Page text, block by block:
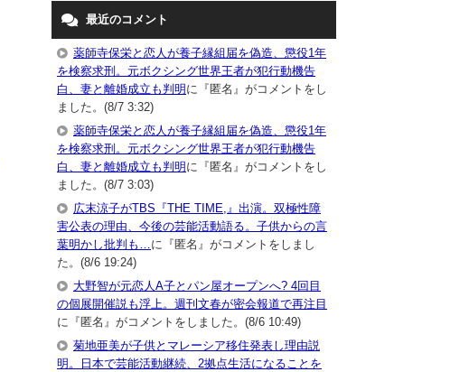
最近のコメント
薬師寺保栄と恋人が養子縁組届を偽造、懲役1年
を検察求刑。元ボクシング世界王者が犯行動機告
白、妻と離婚成立も判明に『匿名』がコメントをし
ました。(8/7 3:32)
薬師寺保栄と恋人が養子縁組届を偽造、懲役1年
を検察求刑。元ボクシング世界王者が犯行動機告
白、妻と離婚成立も判明に『匿名』がコメントをし
ました。(8/7 3:03)
広末涼子がTBS『THE TIME,』出演。双極性障
害公表の理由、今後の芸能活動語る。子供からの言
葉明かし批判も… に『匿名』がコメントをしまし
た。(8/6 19:24)
大野智が元恋人A子とパン屋オープンへ? 4回目
の個展開催説も浮上。週刊文春が密会報道で再注目
に『匿名』がコメントをしました。(8/6 10:49)
菊地亜美が子供とマレーシア移住発表し理由説
明。日本で芸能活動継続、2拠点生活になることを